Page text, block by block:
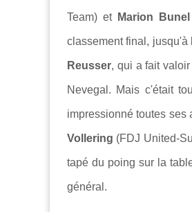
Team) et Marion Bunel
classement final, jusqu'à
Reusser, qui a fait
Nevegal. Mais c'était
impressionné toutes ses
Vollering (FDJ United-
tapé du poing sur la
général.